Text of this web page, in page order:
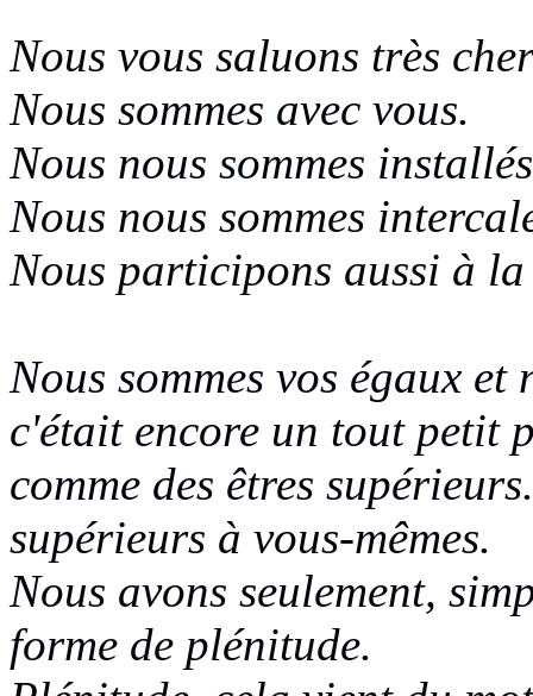
Nous vous saluons très
Nous sommes avec vous.
Nous nous sommes
Nous nous sommes
Nous participons aussi à
Nous sommes vos égaux
c'était encore un tout petit
comme des êtres supérieurs
supérieurs à vous-mêmes.
Nous avons seulement,
forme de plénitude.